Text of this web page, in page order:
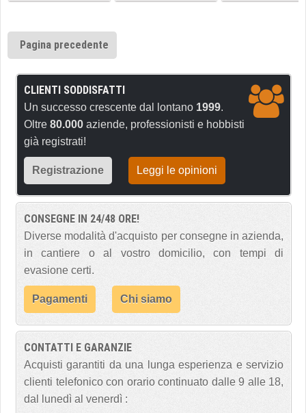
Pagina precedente
CLIENTI SODDISFATTI
Un successo crescente dal lontano 1999.
Oltre 80.000 aziende, professionisti e hobbisti
già registrati!
Registrazione Leggi le opinioni
CONSEGNE IN 24/48 ORE!
Diverse modalità d'acquisto per consegne in azienda,
in cantiere o al vostro domicilio, con tempi di
evasione certi.
Pagamenti Chi siamo
CONTATTI E GARANZIE
Acquisti garantiti da una lunga esperienza e servizio
clienti telefonico con orario continuato dalle 9 alle 18,
dal lunedì al venerdì :